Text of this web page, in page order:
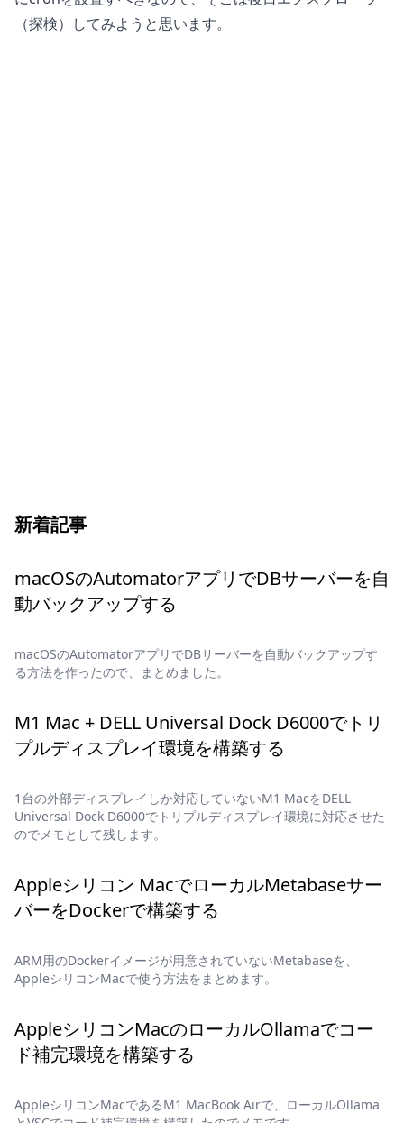
（探検）してみようと思います。
新着記事
macOSのAutomatorアプリでDBサーバーを自
動バックアップする
macOSのAutomatorアプリでDBサーバーを自動バックアップす
る方法を作ったので、まとめました。
M1 Mac + DELL Universal Dock D6000でトリ
プルディスプレイ環境を構築する
1台の外部ディスプレイしか対応していないM1 MacをDELL
Universal Dock D6000でトリプルディスプレイ環境に対応させた
のでメモとして残します。
Appleシリコン MacでローカルMetabaseサー
バーをDockerで構築する
ARM用のDockerイメージが用意されていないMetabaseを、
AppleシリコンMacで使う方法をまとめます。
AppleシリコンMacのローカルOllamaでコー
ド補完環境を構築する
AppleシリコンMacであるM1 MacBook Airで、ローカルOllama